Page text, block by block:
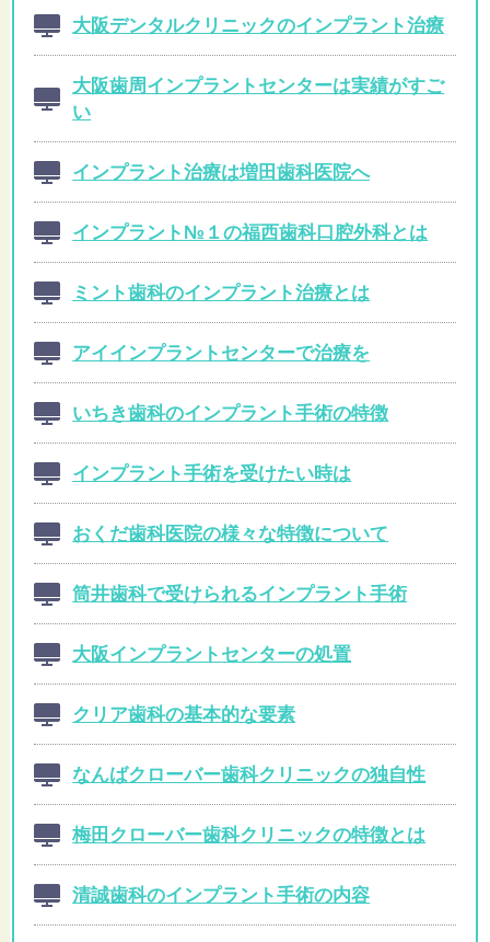
大阪デンタルクリニックのインプラント治療
大阪歯周インプラントセンターは実績がすご
い
インプラント治療は増田歯科医院へ
インプラント№１の福西歯科口腔外科とは
ミント歯科のインプラント治療とは
アイインプラントセンターで治療を
いちき歯科のインプラント手術の特徴
インプラント手術を受けたい時は
おくだ歯科医院の様々な特徴について
筒井歯科で受けられるインプラント手術
大阪インプラントセンターの処置
クリア歯科の基本的な要素
なんばクローバー歯科クリニックの独自性
梅田クローバー歯科クリニックの特徴とは
清誠歯科のインプラント手術の内容